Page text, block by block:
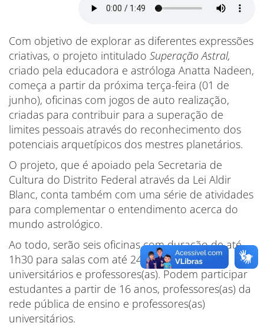
Com objetivo de explorar as diferentes expressões
criativas, o projeto intitulado Superação Astral,
criado pela educadora e astróloga Anatta Nadeen,
começa a partir da próxima terça-feira (01 de
junho), oficinas com jogos de auto realização,
criadas para contribuir para a superação de
limites pessoais através do reconhecimento dos
potenciais arquetípicos dos mestres planetários.
O projeto, que é apoiado pela Secretaria de
Cultura do Distrito Federal através da Lei Aldir
Blanc, conta também com uma série de atividades
para complementar o entendimento acerca do
mundo astrológico.
Ao todo, serão seis oficinas com duração de até
1h30 para salas com até 24 estudantes
universitários e professores(as). Podem participar
estudantes a partir de 16 anos, professores(as) da
rede pública de ensino e professores(as)
universitários.